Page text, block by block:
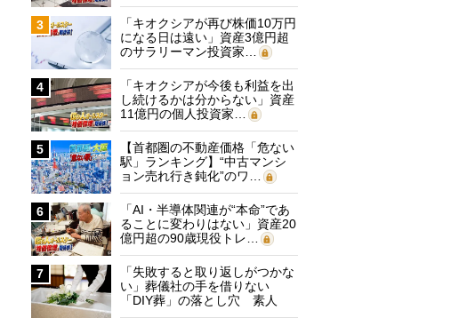
3
「キオクシアが再び株価10万円
になる日は遠い」資産3億円超
のサラリーマン投資家…
4
「キオクシアが今後も利益を出
し続けるかは分からない」資産
11億円の個人投資家…
5
【首都圏の不動産価格「危ない
駅」ランキング】“中古マンシ
ョン売れ行き鈍化”のワ…
6
「AI・半導体関連が“本命”であ
ることに変わりはない」資産20
億円超の90歳現役トレ…
7
「失敗すると取り返しがつかな
い」葬儀社の手を借りない
「DIY葬」の落とし穴 素人
に…